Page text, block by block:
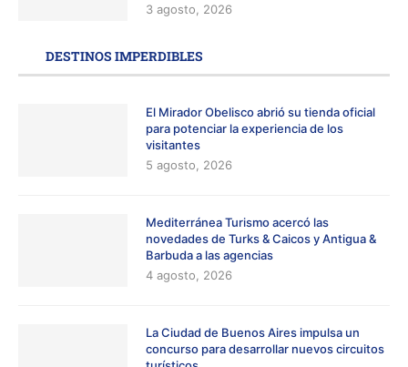
3 agosto, 2026
DESTINOS IMPERDIBLES
El Mirador Obelisco abrió su tienda oficial
para potenciar la experiencia de los
visitantes
5 agosto, 2026
Mediterránea Turismo acercó las
novedades de Turks & Caicos y Antigua &
Barbuda a las agencias
4 agosto, 2026
La Ciudad de Buenos Aires impulsa un
concurso para desarrollar nuevos circuitos